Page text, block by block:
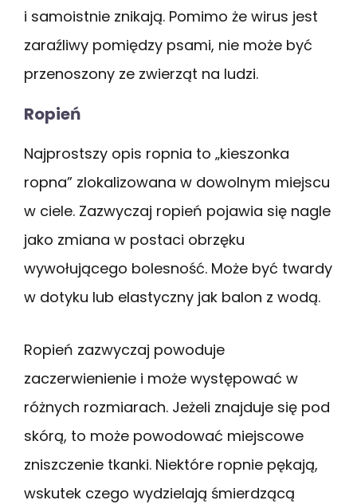
i samoistnie znikają. Pomimo że wirus jest
zaraźliwy pomiędzy psami, nie może być
przenoszony ze zwierząt na ludzi.
Ropień
Najprostszy opis ropnia to „kieszonka
ropna” zlokalizowana w dowolnym miejscu
w ciele. Zazwyczaj ropień pojawia się nagle
jako zmiana w postaci obrzęku
wywołującego bolesność. Może być twardy
w dotyku lub elastyczny jak balon z wodą.
Ropień zazwyczaj powoduje
zaczerwienienie i może występować w
różnych rozmiarach. Jeżeli znajduje się pod
skórą, to może powodować miejscowe
zniszczenie tkanki. Niektóre ropnie pękają,
wskutek czego wydzielają śmierdzącą